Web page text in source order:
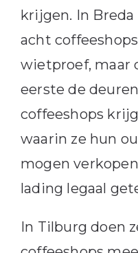
krijgen. In
acht
wietproef, maar
eerste de
coffeeshops
waarin ze hun
mogen
lading legaal
In Tilburg doen